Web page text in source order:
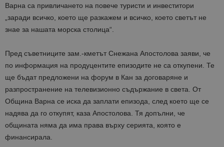
Варна са привличането на повече туристи и инвеститори
„заради всичко, което ще разкажем и всичко, което светът не
знае за нашата морска столица“.
Пред съветниците зам.-кметът Снежана Апостолова заяви, че
по информация на продуцентите епизодите не са откупени. Те
ще бъдат предложени на форум в Кан за договаряне и
разпространение на телевизионно съдържание в света. От
Община Варна се иска да заплати епизода, след което ще се
надява да го откупят, каза Апостолова. Тя допълни, че
общината няма да има права върху серията, която е
финансирала.